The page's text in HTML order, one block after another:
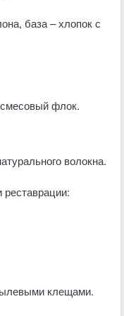
база – хлопок с
флок.
волокна.
клещами.